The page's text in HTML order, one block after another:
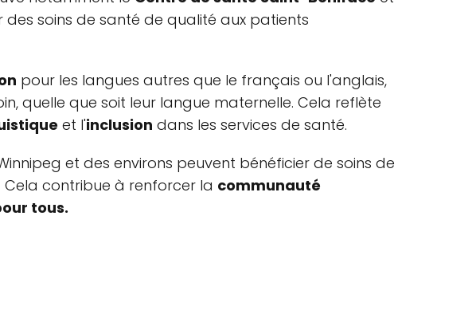
soins de santé de qualité aux patients
pour les langues autres que le français ou l'anglais,
quelle que soit leur langue maternelle. Cela reflète
et l'inclusion dans les services de santé.
et des environs peuvent bénéficier de soins de
contribue à renforcer la communauté
tous.